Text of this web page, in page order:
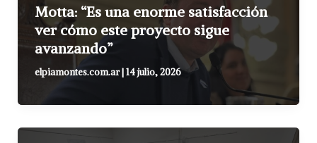
Motta: “Es una enorme satisfacción
ver cómo este proyecto sigue
avanzando”
elpiamontes.com.ar|14 julio, 2026